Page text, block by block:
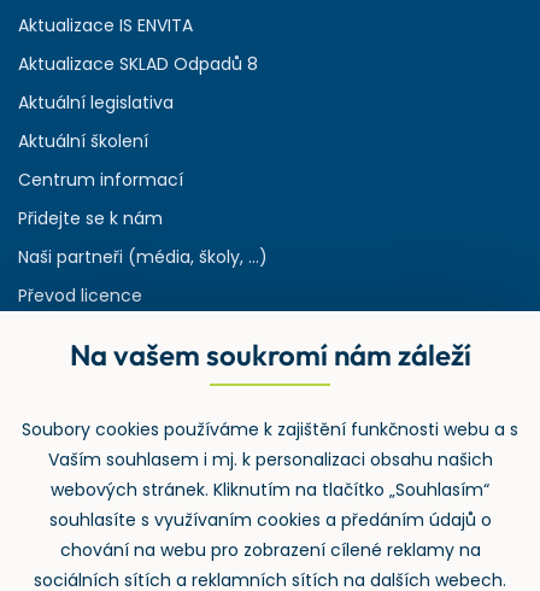
Aktualizace IS ENVITA
Aktualizace SKLAD Odpadů 8
Aktuální legislativa
Aktuální školení
Centrum informací
Přidejte se k nám
Naši partneři (média, školy, ...)
Převod licence
Rejstřík používaných zkratek v odpadech
Zpětný odběr
Na vašem soukromí nám záleží
Soubory cookies používáme k zajištění funkčnosti webu a s
Vaším souhlasem i mj. k personalizaci obsahu našich
webových stránek. Kliknutím na tlačítko „Souhlasím“
souhlasíte s využívaním cookies a předáním údajů o
chování na webu pro zobrazení cílené reklamy na
sociálních sítích a reklamních sítích na dalších webech.